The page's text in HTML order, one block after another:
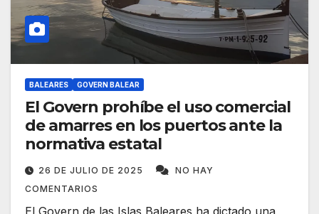
BALEARES GOVERN BALEAR
El Govern prohíbe el uso comercial
de amarres en los puertos ante la
normativa estatal
26 DE JULIO DE 2025
NO HAY
COMENTARIOS